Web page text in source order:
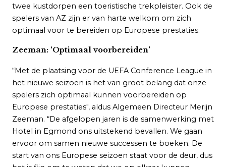
twee kustdorpen een toeristische trekpleister. Ook de
spelers van AZ zijn er van harte welkom om zich
optimaal voor te bereiden op Europese prestaties.
Zeeman: ‘Optimaal voorbereiden’
“Met de plaatsing voor de UEFA Conference League in
het nieuwe seizoen is het van groot belang dat onze
spelers zich optimaal kunnen voorbereiden op
Europese prestaties", aldus Algemeen Directeur Merijn
Zeeman. “De afgelopen jaren is de samenwerking met
Hotel in Egmond ons uitstekend bevallen. We gaan
ervoor om samen nieuwe successen te boeken. De
start van ons Europese seizoen staat voor de deur, dus